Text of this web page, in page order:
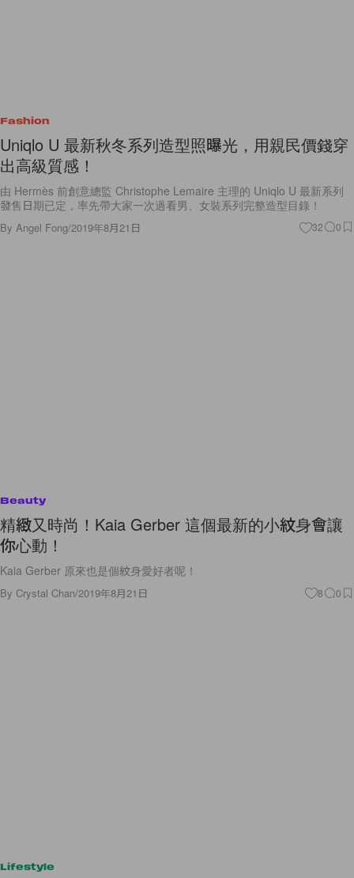
Fashion
Uniqlo U 最新秋冬系列造型照曝光，用親民價錢穿
出高級質感！
由 Hermès 前創意總監 Christophe Lemaire 主理的 Uniqlo U 最新系列
發售日期已定，率先帶大家一次過看男、女裝系列完整造型目錄！
By Angel Fong/2019年8月21日 32 0
Beauty
精緻又時尚！Kaia Gerber 這個最新的小紋身會讓
你心動！
Kaia Gerber 原來也是個紋身愛好者呢！
By Crystal Chan/2019年8月21日 8 0
Lifestyle